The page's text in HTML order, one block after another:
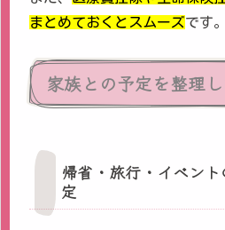
まとめておくとスムーズです。
家族との予定を整理
帰省・旅行・イベン
定